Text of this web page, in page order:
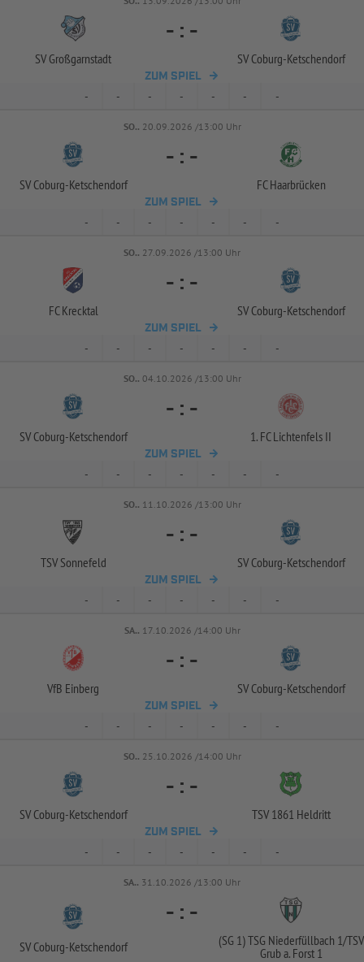
SV Großgarnstadt
- : -
SV Coburg-Ketschendorf
ZUM SPIEL
- - - - - - -
SO.. 20.09.2026 /13:00 Uhr
SV Coburg-Ketschendorf
- : -
FC Haarbrücken
ZUM SPIEL
- - - - - - -
SO.. 27.09.2026 /13:00 Uhr
FC Krecktal
- : -
SV Coburg-Ketschendorf
ZUM SPIEL
- - - - - - -
SO.. 04.10.2026 /13:00 Uhr
SV Coburg-Ketschendorf
- : -
1. FC Lichtenfels II
ZUM SPIEL
- - - - - - -
SO.. 11.10.2026 /13:00 Uhr
TSV Sonnefeld
- : -
SV Coburg-Ketschendorf
ZUM SPIEL
- - - - - - -
SA.. 17.10.2026 /14:00 Uhr
VfB Einberg
- : -
SV Coburg-Ketschendorf
ZUM SPIEL
- - - - - - -
SO.. 25.10.2026 /14:00 Uhr
SV Coburg-Ketschendorf
- : -
TSV 1861 Heldritt
ZUM SPIEL
- - - - - - -
SA.. 31.10.2026 /13:00 Uhr
SV Coburg-Ketschendorf
- : -
(SG 1) TSG Niederfüllbach 1/TSV
Grub a. Forst 1